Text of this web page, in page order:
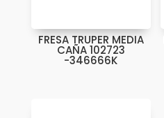
FRESA TRUPER MEDIA
CAÑA 102723
-346666K